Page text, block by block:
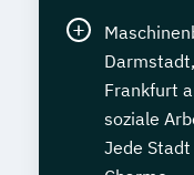
Frankfurt
soziale
Jede